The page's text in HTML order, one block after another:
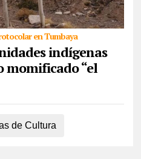
en Tumbaya
indígenas
momificado “el
Jujuy, hallada en 1905 a casi
...
de Cultura